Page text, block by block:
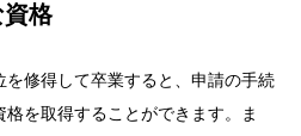
格
修得して卒業すると、申請の手続
を取得することができます。ま